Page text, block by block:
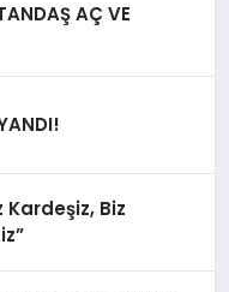
AÇ VE
Kardeşiz, Biz